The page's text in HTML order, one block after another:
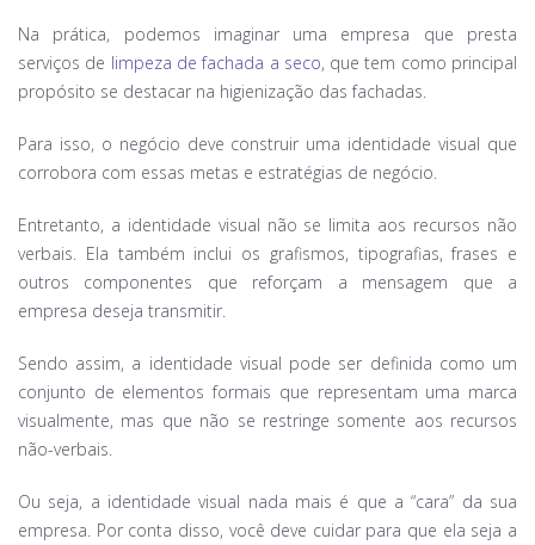
Na prática, podemos imaginar uma empresa que presta
serviços de limpeza de fachada a seco, que tem como principal
propósito se destacar na higienização das fachadas.
Para isso, o negócio deve construir uma identidade visual que
corrobora com essas metas e estratégias de negócio.
Entretanto, a identidade visual não se limita aos recursos não
verbais. Ela também inclui os grafismos, tipografias, frases e
outros componentes que reforçam a mensagem que a
empresa deseja transmitir.
Sendo assim, a identidade visual pode ser definida como um
conjunto de elementos formais que representam uma marca
visualmente, mas que não se restringe somente aos recursos
não-verbais.
Ou seja, a identidade visual nada mais é que a “cara” da sua
empresa. Por conta disso, você deve cuidar para que ela seja a